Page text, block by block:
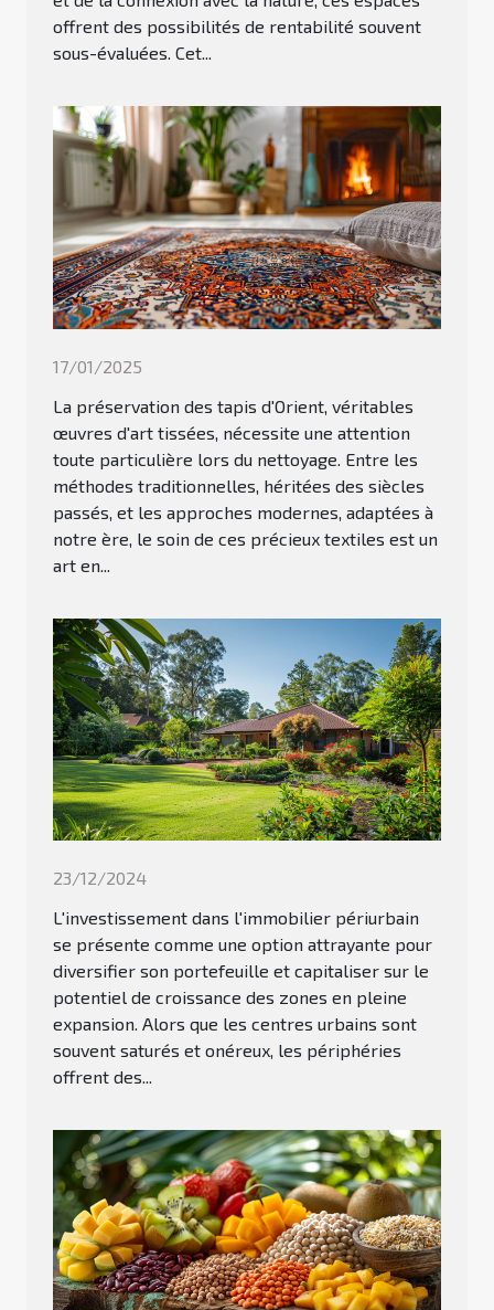
offrent des possibilités de rentabilité souvent
sous-évaluées. Cet...
17/01/2025
La préservation des tapis d'Orient, véritables
œuvres d'art tissées, nécessite une attention
toute particulière lors du nettoyage. Entre les
méthodes traditionnelles, héritées des siècles
passés, et les approches modernes, adaptées à
notre ère, le soin de ces précieux textiles est un
art en...
23/12/2024
L'investissement dans l'immobilier périurbain
se présente comme une option attrayante pour
diversifier son portefeuille et capitaliser sur le
potentiel de croissance des zones en pleine
expansion. Alors que les centres urbains sont
souvent saturés et onéreux, les périphéries
offrent des...